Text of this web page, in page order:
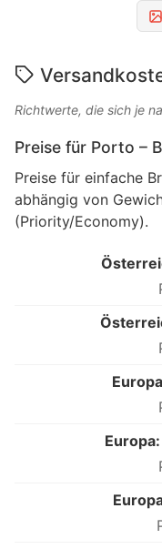
Richtwerte, die sich je
Preise für Porto –
Preise für einfache
abhängig von
(Priority/Economy).